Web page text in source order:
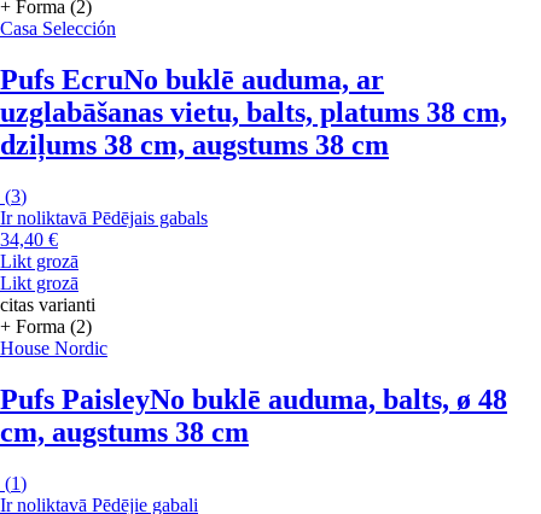
+ Forma (2)
Casa Selección
Pufs EcruNo buklē auduma, ar
uzglabāšanas vietu, balts, platums 38 cm,
dziļums 38 cm, augstums 38 cm
(3)
Ir noliktavā Pēdējais gabals
34,40 €
Likt grozā
Likt grozā
citas varianti
+ Forma (2)
House Nordic
Pufs PaisleyNo buklē auduma, balts, ø 48
cm, augstums 38 cm
(1)
Ir noliktavā Pēdējie gabali